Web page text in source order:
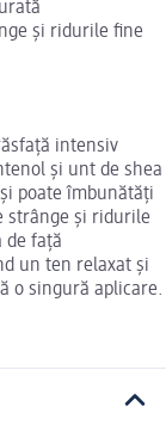
și ridurile fine
intensiv
și unt de shea
poate îmbunătăți
strânge și ridurile
de față
un ten relaxat și
o singură aplicare.